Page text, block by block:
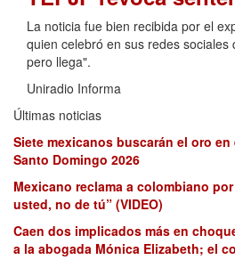
La noticia fue bien recibida por el
quien celebró en sus redes sociales
pero llega".
Uniradio Informa
Últimas noticias
Siete mexicanos buscarán el oro
Santo Domingo 2026
Mexicano reclama a colombiano
usted, no de tú” (VIDEO)
Caen dos implicados más en
a la abogada Mónica Elizabeth; el